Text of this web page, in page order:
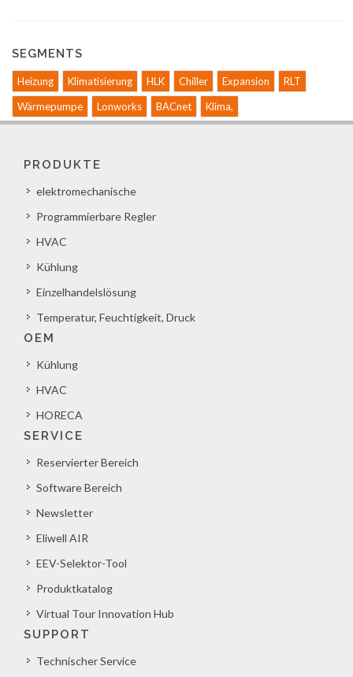
SEGMENTS
Heizung Klimatisierung HLK Chiller Expansion
RLT
Wärmepumpe
Lonworks BACnet Klima,
PRODUKTE
elektromechanische
Programmierbare Regler
HVAC
Kühlung
Einzelhandelslösung
Temperatur, Feuchtigkeit, Druck
OEM
Kühlung
HVAC
HORECA
SERVICE
Reservierter Bereich
Software Bereich
Newsletter
Eliwell AIR
EEV-Selektor-Tool
Produktkatalog
Virtual Tour Innovation Hub
SUPPORT
Technischer Service